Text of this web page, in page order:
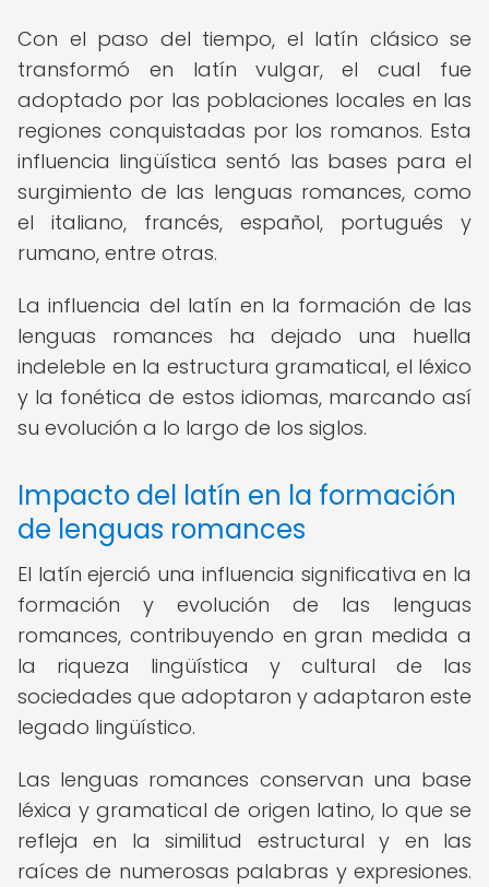
Con el paso del tiempo, el latín clásico se
transformó en latín vulgar, el cual fue
adoptado por las poblaciones locales en las
regiones conquistadas por los romanos. Esta
influencia lingüística sentó las bases para el
surgimiento de las lenguas romances, como
el italiano, francés, español, portugués y
rumano, entre otras.
La influencia del latín en la formación de las
lenguas romances ha dejado una huella
indeleble en la estructura gramatical, el léxico
y la fonética de estos idiomas, marcando así
su evolución a lo largo de los siglos.
Impacto del latín en la formación
de lenguas romances
El latín ejerció una influencia significativa en la
formación y evolución de las lenguas
romances, contribuyendo en gran medida a
la riqueza lingüística y cultural de las
sociedades que adoptaron y adaptaron este
legado lingüístico.
Las lenguas romances conservan una base
léxica y gramatical de origen latino, lo que se
refleja en la similitud estructural y en las
raíces de numerosas palabras y expresiones.